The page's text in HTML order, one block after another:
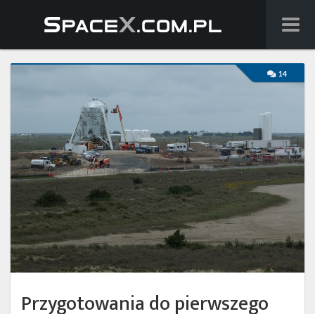
Wiadomości
Baza wiedzy
Starlink
Starship
Lista startów
Na żywo
Szukaj
14
Przygotowania do pierwszego